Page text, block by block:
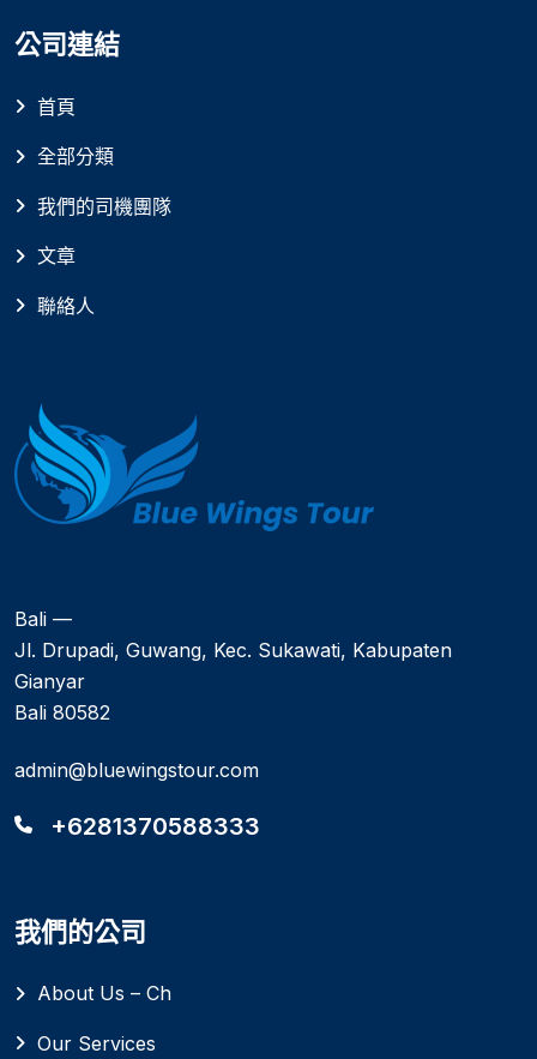
公司連結
首頁
全部分類
我們的司機團隊
文章
聯絡人
Bali —
Jl. Drupadi, Guwang, Kec. Sukawati, Kabupaten
Gianyar
Bali 80582
admin@bluewingstour.com
+6281370588333
我們的公司
About Us – Ch
Our Services